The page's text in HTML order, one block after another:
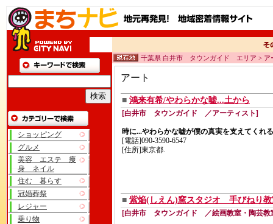
ショッピング
グルメ
美容 エステ 痩
身 ネイル
住む 暮らす
冠婚葬祭
レジャー
乗り物
千葉県 白井市 タウンガイド エリア > ア
アート
■ 鴻来有希/やわらかな嘘...土から
[白井市 タウンガイド ／アーティスト]
時に...やわらかな嘘が僕の真実を支えてくれ
[電話]090-3590-6547
[住所]東京都.
■ 紫焔(しえん)窯スタジオ 手びねり教
[白井市 タウンガイド ／絵画教室・陶芸教